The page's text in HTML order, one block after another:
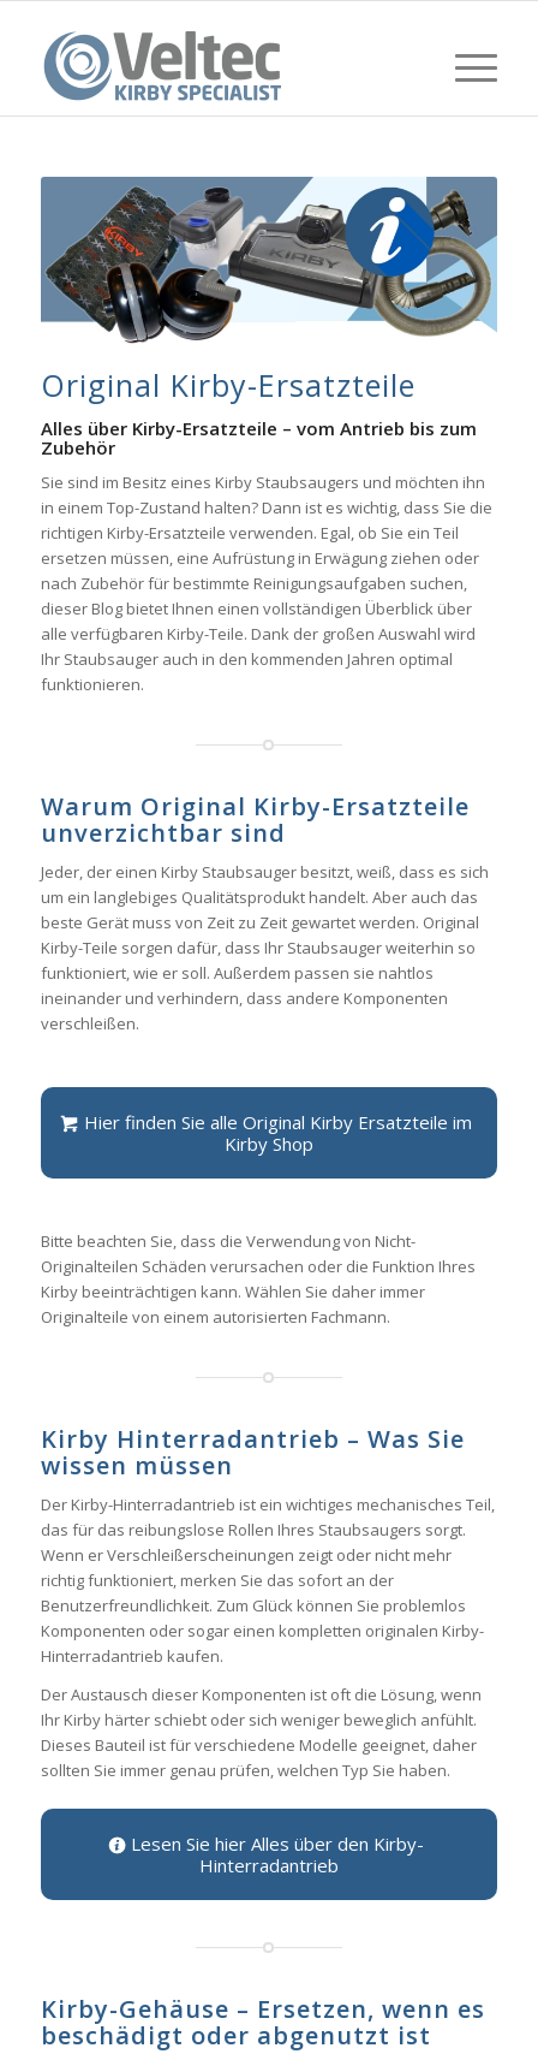
Original Kirby-Ersatzteile
Alles über Kirby-Ersatzteile – vom Antrieb bis zum
Zubehör
Sie sind im Besitz eines Kirby Staubsaugers und möchten ihn
in einem Top-Zustand halten? Dann ist es wichtig, dass Sie die
richtigen Kirby-Ersatzteile verwenden. Egal, ob Sie ein Teil
ersetzen müssen, eine Aufrüstung in Erwägung ziehen oder
nach Zubehör für bestimmte Reinigungsaufgaben suchen,
dieser Blog bietet Ihnen einen vollständigen Überblick über
alle verfügbaren Kirby-Teile. Dank der großen Auswahl wird
Ihr Staubsauger auch in den kommenden Jahren optimal
funktionieren.
Warum Original Kirby-Ersatzteile
unverzichtbar sind
Jeder, der einen Kirby Staubsauger besitzt, weiß, dass es sich
um ein langlebiges Qualitätsprodukt handelt. Aber auch das
beste Gerät muss von Zeit zu Zeit gewartet werden. Original
Kirby-Teile sorgen dafür, dass Ihr Staubsauger weiterhin so
funktioniert, wie er soll. Außerdem passen sie nahtlos
ineinander und verhindern, dass andere Komponenten
verschleißen.
Hier finden Sie alle Original Kirby Ersatzteile im
Kirby Shop
Bitte beachten Sie, dass die Verwendung von Nicht-
Originalteilen Schäden verursachen oder die Funktion Ihres
Kirby beeinträchtigen kann. Wählen Sie daher immer
Originalteile von einem autorisierten Fachmann.
Kirby Hinterradantrieb – Was Sie
wissen müssen
Der Kirby-Hinterradantrieb ist ein wichtiges mechanisches Teil,
das für das reibungslose Rollen Ihres Staubsaugers sorgt.
Wenn er Verschleißerscheinungen zeigt oder nicht mehr
richtig funktioniert, merken Sie das sofort an der
Benutzerfreundlichkeit. Zum Glück können Sie problemlos
Komponenten oder sogar einen kompletten originalen Kirby-
Hinterradantrieb kaufen.
Der Austausch dieser Komponenten ist oft die Lösung, wenn
Ihr Kirby härter schiebt oder sich weniger beweglich anfühlt.
Dieses Bauteil ist für verschiedene Modelle geeignet, daher
sollten Sie immer genau prüfen, welchen Typ Sie haben.
Lesen Sie hier Alles über den Kirby-
Hinterradantrieb
Kirby-Gehäuse – Ersetzen, wenn es
beschädigt oder abgenutzt ist